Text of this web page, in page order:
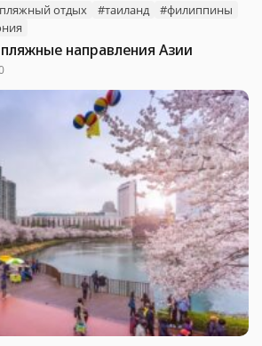
отдых #таиланд
#филиппины
направления Азии